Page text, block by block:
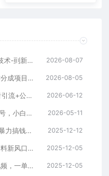
油画解说教学-398众筹来的技术-刯新：选题×对标×素材×文案×配音×剪辑×2天开精选×7天通9项权益 2026-08-07
外面卖299元的大众点评创作分成项目：注册养号×开通分成×打卡激活×AI批量笔记×次日见收益，月入1w+ 2026-08-05
夸克拉新全新玩法思路，抖音引流+公众号承接+转化技巧，两条视频46w播放 变现7000+ 2026-06-12
0成本做抖音切片自然流量起号，小白日入100-5000 2026-05-11
【第14093期】AI+PPT代写暴力搞钱：无脑套模板月入2万+，月入1-3万实战手册 2025-12-12
【第14071期】小红书虚拟资料新风口，0成本可复制，一人多店跑出稳定1000+玩法 2025-12-05
【第14031期】AI制作微课视频，一单300-1000+，蓝海项目，单子做不完，提供接单渠道！ 2025-12-05